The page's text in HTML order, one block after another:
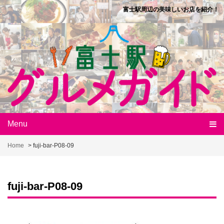
Skip
to
content
富士駅周辺の美味しいお店を紹介！
Menu
Home > fuji-bar-P08-09
fuji-bar-P08-09